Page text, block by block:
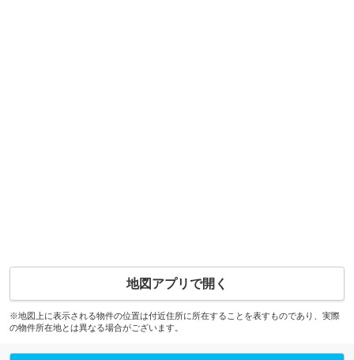
地図アプリで開く
※地図上に表示される物件の位置は付近住所に所在することを表すものであり、実際
の物件所在地とは異なる場合がございます。